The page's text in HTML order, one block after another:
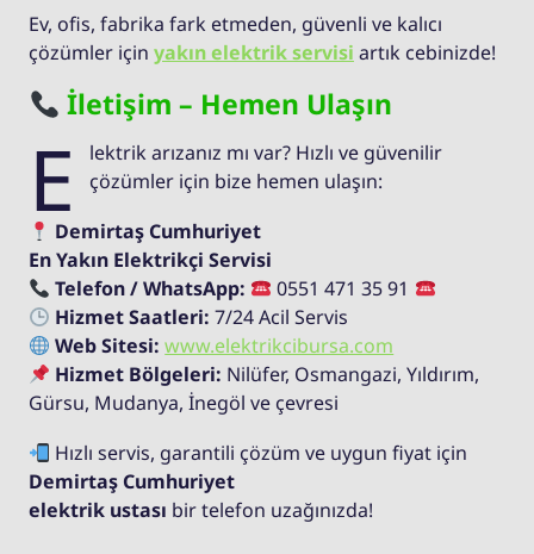
Ev, ofis, fabrika fark etmeden, güvenli ve kalıcı
çözümler için yakın elektrik servisi artık cebinizde!
İletişim – Hemen Ulaşın
E
lektrik arızanız mı var? Hızlı ve güvenilir
çözümler için bize hemen ulaşın:
Demirtaş Cumhuriyet
En Yakın Elektrikçi Servisi
Telefon / WhatsApp:
0551 471 35 91
Hizmet Saatleri: 7/24 Acil Servis
Web Sitesi: www.elektrikcibursa.com
Hizmet Bölgeleri: Nilüfer, Osmangazi, Yıldırım,
Gürsu, Mudanya, İnegöl ve çevresi
Hızlı servis, garantili çözüm ve uygun fiyat için
Demirtaş Cumhuriyet
elektrik ustası bir telefon uzağınızda!